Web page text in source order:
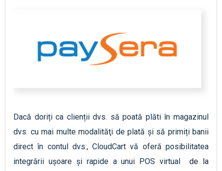
Dacă doriți ca clienții dvs. să poată plăti în magazinul
dvs. cu mai multe modalităţi de plată și să primiți banii
direct în contul dvs., CloudCart vă oferă posibilitatea
integrării ușoare și rapide a unui POS virtual
de la